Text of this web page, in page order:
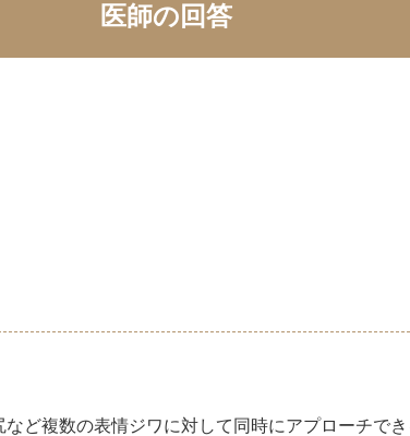
医師の回答
ど複数の表情ジワに対して同時にアプローチで